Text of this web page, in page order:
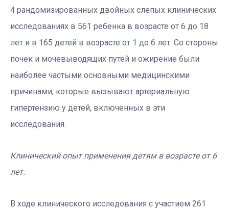
4 рандомизированных двойных слепых клинических
исследованиях в 561 ребенка в возрасте от 6 до 18
лет и в 165 детей в возрасте от 1 до 6 лет. Со стороны
почек и мочевыводящих путей и ожирение были
наиболее частыми основными медицинскими
причинами, которые вызывают артериальную
гипертензию у детей, включенных в эти
исследования.
Клинический опыт применения детям в возрасте от 6
лет.
В ходе клинического исследования с участием 261